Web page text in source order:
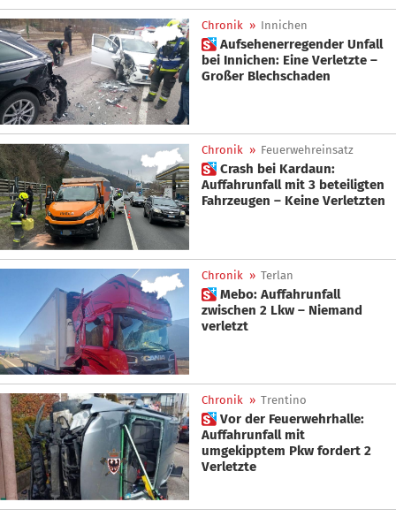
Chronik » Innichen
 Aufsehenerregender Unfall
bei Innichen: Eine Verletzte –
Großer Blechschaden
Chronik » Feuerwehreinsatz
 Crash bei Kardaun:
Auffahrunfall mit 3 beteiligten
Fahrzeugen – Keine Verletzten
Chronik » Terlan
 Mebo: Auffahrunfall
zwischen 2 Lkw – Niemand
verletzt
Chronik » Trentino
 Vor der Feuerwehrhalle:
Auffahrunfall mit
umgekipptem Pkw fordert 2
Verletzte